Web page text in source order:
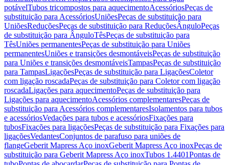
potávelTubos tricompostos para aquecimentoAcessóriosPeças de
substituição para AcessóriosUniõesPeças de substituição para
UniõesReduçõesPeças de substituição para ReduçõesÂnguloPeças
de substituição para ÂnguloTêsPeças de substituição para
TêsUniões permanentesPeças de substituição para Uniões
permanentesUniões e transições desmontáveisPeças de substituição
para Uniões e transições desmontáveisTampasPeças de substituição
para TampasLigaçõesPeças de substituição para LigaçõesColetor
com ligação roscadaPeças de substituição para Coletor com ligação
roscadaLigações para aquecimentoPeças de substituição para
Ligações para aquecimentoAcessórios complementaresPeças de
substituição para Acessórios complementaresIsolamentos para tubos
e acessóriosVedações para tubos e acessóriosFixações para
tubosFixações para ligaçõesPeças de substituição para Fixações para
ligaçõesVedantesConjuntos de parafuso para uniões de
flangeGeberit Mapress Aço inoxGeberit Mapress Aço inoxPeças de
substituição para Geberit Mapress Aço inoxTubos 1.4401Pontas de